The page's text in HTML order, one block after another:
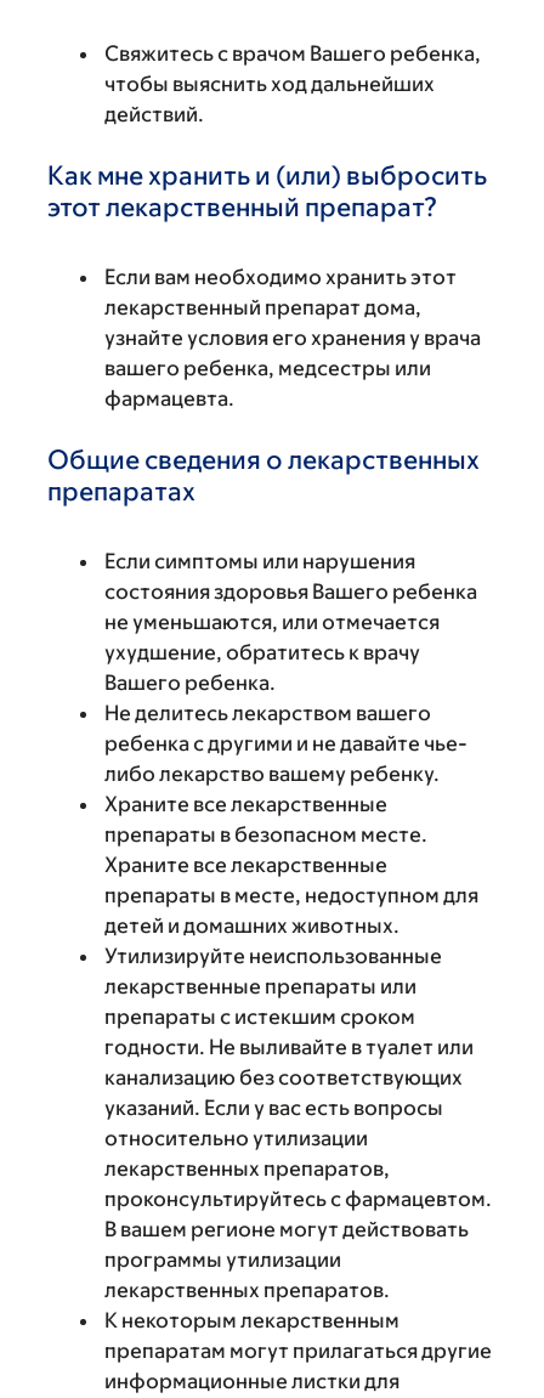
Свяжитесь с врачом Вашего ребенка,
чтобы выяснить ход дальнейших
действий.
Как мне хранить и (или) выбросить
этот лекарственный препарат?
Если вам необходимо хранить этот
лекарственный препарат дома,
узнайте условия его хранения у врача
вашего ребенка, медсестры или
фармацевта.
Общие сведения о лекарственных
препаратах
Если симптомы или нарушения
состояния здоровья Вашего ребенка
не уменьшаются, или отмечается
ухудшение, обратитесь к врачу
Вашего ребенка.
Не делитесь лекарством вашего
ребенка с другими и не давайте чье-
либо лекарство вашему ребенку.
Храните все лекарственные
препараты в безопасном месте.
Храните все лекарственные
препараты в месте, недоступном для
детей и домашних животных.
Утилизируйте неиспользованные
лекарственные препараты или
препараты с истекшим сроком
годности. Не выливайте в туалет или
канализацию без соответствующих
указаний. Если у вас есть вопросы
относительно утилизации
лекарственных препаратов,
проконсультируйтесь с фармацевтом.
В вашем регионе могут действовать
программы утилизации
лекарственных препаратов.
К некоторым лекарственным
препаратам могут прилагаться другие
информационные листки для